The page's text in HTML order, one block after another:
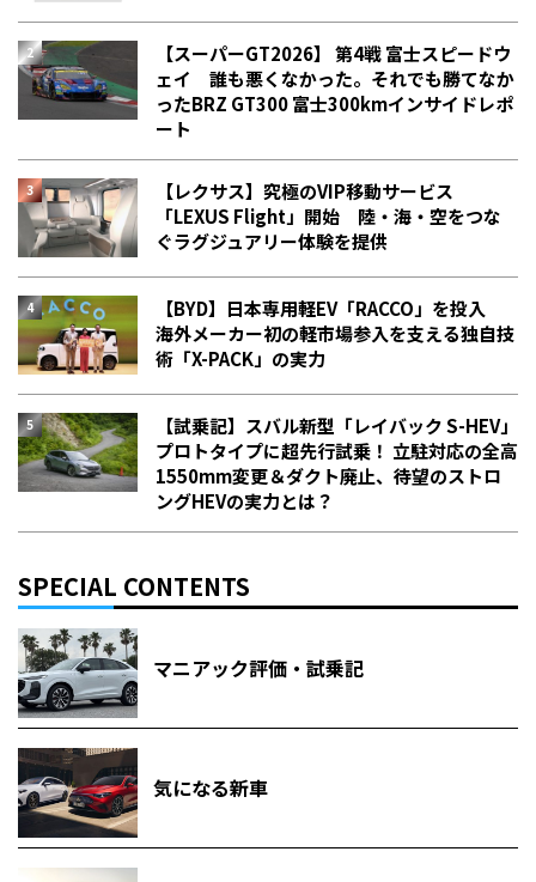
【スーパーGT2026】 第4戦 富士スピードウ
ェイ 誰も悪くなかった。それでも勝てなか
った――BRZ GT300 富士300kmインサイドレポ
ート
【レクサス】究極のVIP移動サービス
「LEXUS Flight」開始 陸・海・空をつな
ぐラグジュアリー体験を提供
【BYD】日本専用軽EV「RACCO」を投入
海外メーカー初の軽市場参入を支える独自技
術「X-PACK」の実力
【試乗記】スバル新型「レイバック S-HEV」
プロトタイプに超先行試乗！ 立駐対応の全高
1550mm変更＆ダクト廃止、待望のストロ
ングHEVの実力とは？
SPECIAL CONTENTS
マニアック評価・試乗記
気になる新車